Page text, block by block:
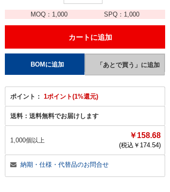
MOQ： 1,000 SPQ： 1,000
ポイント： 1ポイント(1%還元)
送料： 送料無料でお届けします
1,000個以上
￥158.68
(税込￥ 174.54)
納期・仕様・代替品のお問合せ